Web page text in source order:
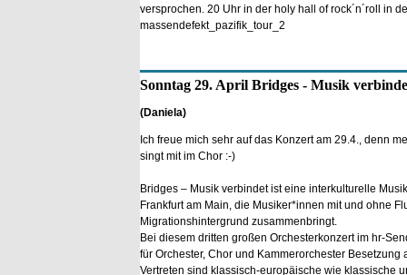
versprochen. 20 Uhr in der holy hall of rock´n´roll in
massendefekt_pazifik_tour_2
Sonntag 29. April Bridges - Musik
(Daniela)
Ich freue mich sehr auf das Konzert am 29.4., denn
singt mit im Chor :-)
Bridges – Musik verbindet ist eine interkulturelle
Frankfurt am Main, die Musiker*innen mit und ohne
Migrationshintergrund zusammenbringt.
Bei diesem dritten großen Orchesterkonzert im hr-
für Orchester, Chor und Kammerorchester Besetzung
Vertreten sind klassisch-europäische wie klassische